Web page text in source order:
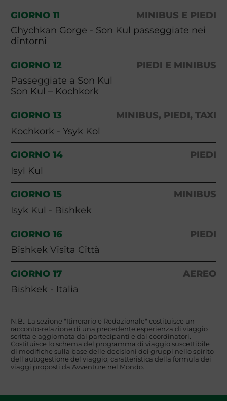
GIORNO 11
MINIBUS E PIEDI
Chychkan Gorge - Son Kul passeggiate nei
dintorni
GIORNO 12
PIEDI E MINIBUS
Passeggiate a Son Kul
Son Kul – Kochkork
GIORNO 13
MINIBUS, PIEDI, TAXI
Kochkork - Ysyk Kol
GIORNO 14
PIEDI
Isyl Kul
GIORNO 15
MINIBUS
Isyk Kul - Bishkek
GIORNO 16
PIEDI
Bishkek Visita Città
GIORNO 17
AEREO
Bishkek - Italia
N.B.: La sezione "Itinerario e Redazionale" costituisce un
racconto-relazione di una precedente esperienza di viaggio
scritta e aggiornata dai partecipanti e dai coordinatori.
Costituisce lo schema del programma di viaggio suscettibile
di modifiche sulla base delle decisioni dei gruppi nello spirito
dell'autogestione del viaggio, caratteristica della formula dei
viaggi proposti da Avventure nel Mondo.